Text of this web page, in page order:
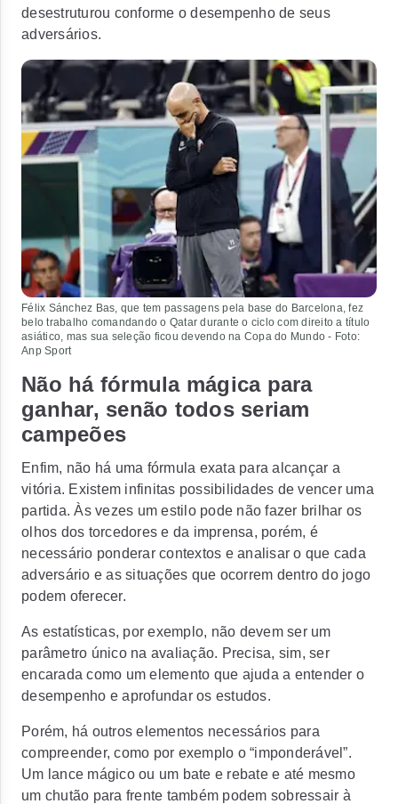
desestruturou conforme o desempenho de seus
adversários.
Félix Sánchez Bas, que tem passagens pela base do Barcelona, ​​fez
belo trabalho comandando o Qatar durante o ciclo com direito a título
asiático, mas sua seleção ficou devendo na Copa do Mundo - Foto:
Anp Sport
Não há fórmula mágica para
ganhar, senão todos seriam
campeões
Enfim, não há uma fórmula exata para alcançar a
vitória. Existem infinitas possibilidades de vencer uma
partida. Às vezes um estilo pode não fazer brilhar os
olhos dos torcedores e da imprensa, porém, é
necessário ponderar contextos e analisar o que cada
adversário e as situações que ocorrem dentro do jogo
podem oferecer.
As estatísticas, por exemplo, não devem ser um
parâmetro único na avaliação. Precisa, sim, ser
encarada como um elemento que ajuda a entender o
desempenho e aprofundar os estudos.
Porém, há outros elementos necessários para
compreender, como por exemplo o “imponderável”.
Um lance mágico ou um bate e rebate e até mesmo
um chutão para frente também podem sobressair à